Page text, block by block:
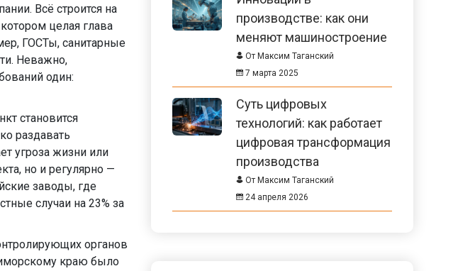
Всё строится на
целая глава
ГОСТы, санитарные
Неважно,
один:
становится
раздавать
угроза жизни или
но и регулярно —
заводы, где
случаи на 23% за
органов
краю было
производстве: как они
меняют машиностроение
От Максим Таганский
7 марта 2025
Суть цифровых
технологий: как работает
цифровая трансформация
производства
От Максим Таганский
24 апреля 2026